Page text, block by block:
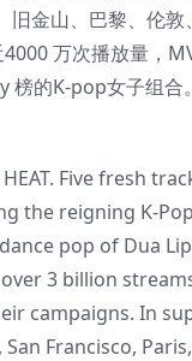
金山、巴黎、伦
万次播放量，
的K-pop女子组合
Five fresh
the reigning K-
pop of Dua
3 billion
campaigns. In
Francisco,